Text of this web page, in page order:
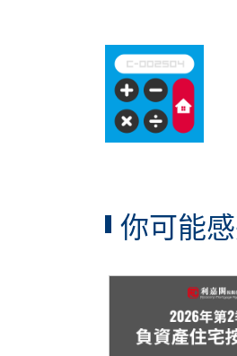
你可能